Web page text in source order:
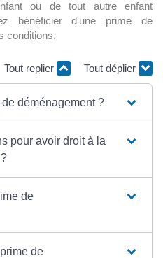
ou de tout autre enfant
bénéficier d'une prime de
conditions.
Tout replier Tout déplier
déménagement ?
pour avoir droit à la
de
de